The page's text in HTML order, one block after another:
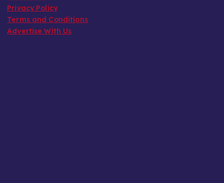
Privacy Policy
Terms and Conditions
Advertise With Us